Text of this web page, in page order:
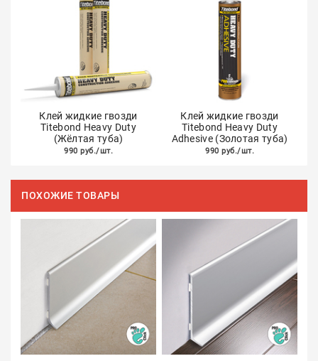
Клей жидкие гвозди
Titebond Heavy Duty
(Жёлтая туба)
990 руб./шт.
Клей жидкие гвозди
Titebond Heavy Duty
Adhesive (Золотая туба)
990 руб./шт.
ПОХОЖИЕ ТОВАРЫ